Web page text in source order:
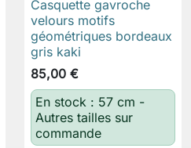
Casquette gavroche
velours motifs
géométriques bordeaux
gris kaki
85,00 €
En stock : 57 cm -
Autres tailles sur
commande